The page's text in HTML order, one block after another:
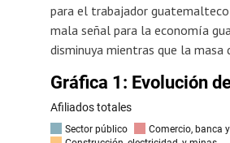
para el trabajador guatemalteco
mala señal para la economía
disminuya mientras que la